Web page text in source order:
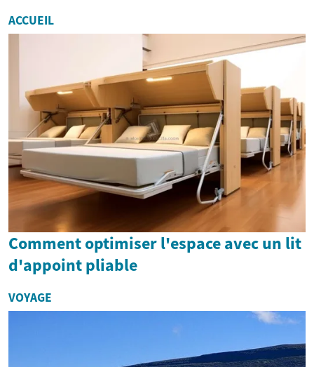
ACCUEIL
Comment optimiser l'espace avec un lit
d'appoint pliable
VOYAGE